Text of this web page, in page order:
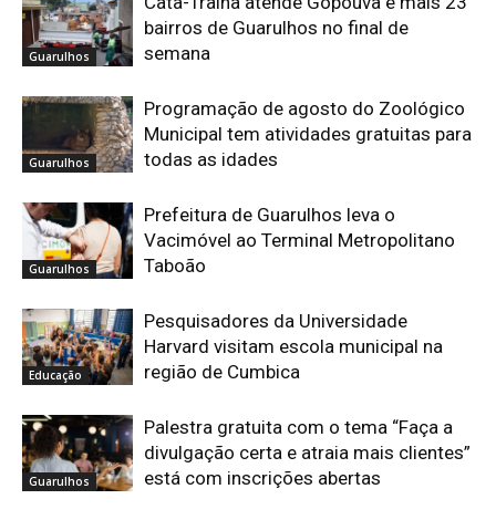
Guarulhos
bairros de Guarulhos no final de
semana
Guarulhos
Programação de agosto do Zoológico
Municipal tem atividades gratuitas para
todas as idades
Guarulhos
Prefeitura de Guarulhos leva o
Vacimóvel ao Terminal Metropolitano
Taboão
Educação
Pesquisadores da Universidade
Harvard visitam escola municipal na
região de Cumbica
Guarulhos
Palestra gratuita com o tema “Faça a
divulgação certa e atraia mais clientes”
está com inscrições abertas